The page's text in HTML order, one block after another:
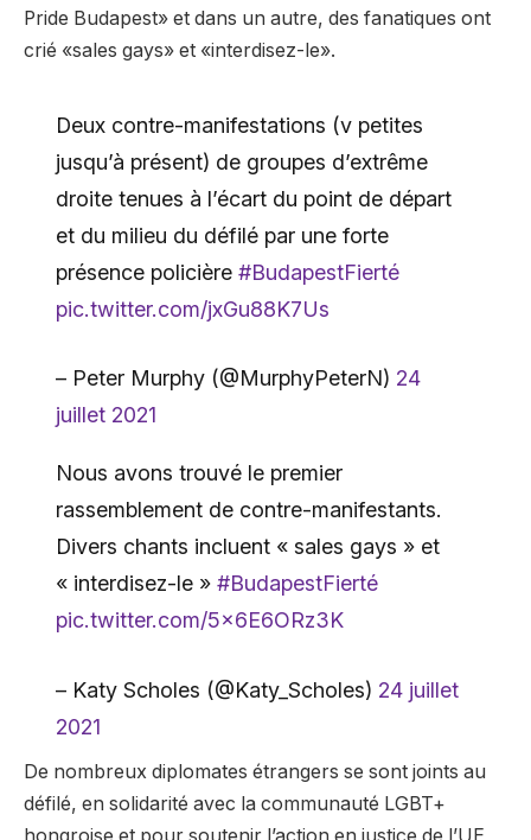
Pride Budapest» et dans un autre, des fanatiques ont
crié «sales gays» et «interdisez-le».
Deux contre-manifestations (v petites
jusqu’à présent) de groupes d’extrême
droite tenues à l’écart du point de départ
et du milieu du défilé par une forte
présence policière #BudapestFierté
pic.twitter.com/jxGu88K7Us
– Peter Murphy (@MurphyPeterN) 24
juillet 2021
Nous avons trouvé le premier
rassemblement de contre-manifestants.
Divers chants incluent « sales gays » et
« interdisez-le » #BudapestFierté
pic.twitter.com/5x6E6ORz3K
– Katy Scholes (@Katy_Scholes) 24 juillet
2021
De nombreux diplomates étrangers se sont joints au
défilé, en solidarité avec la communauté LGBT+
hongroise et pour soutenir l’action en justice de l’UE